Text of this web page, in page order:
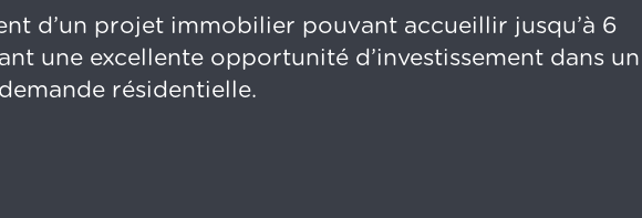
d’un projet immobilier pouvant accueillir jusqu’à 6
une excellente opportunité d’investissement dans un
résidentielle.